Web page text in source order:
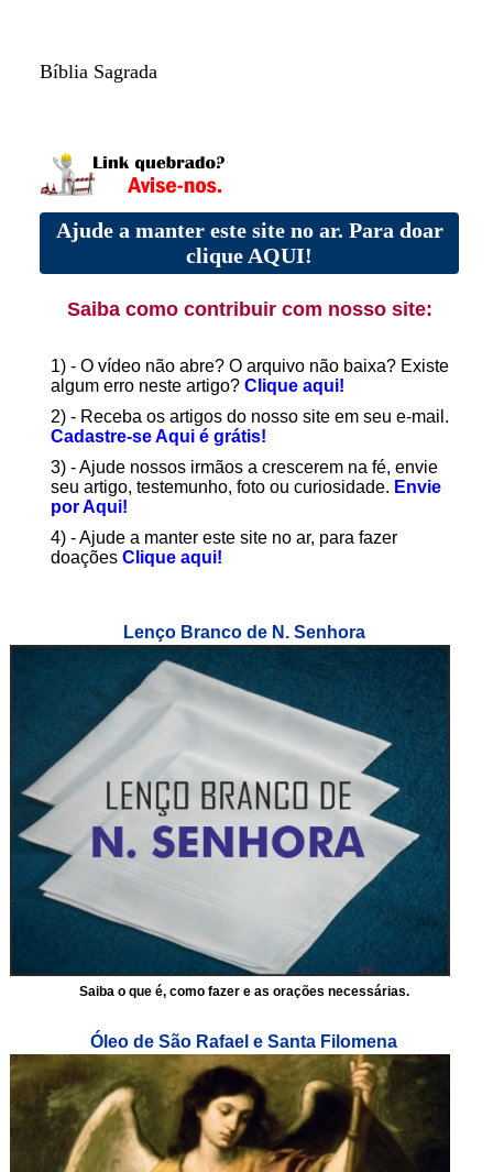
Bíblia Sagrada
Ajude a manter este site no ar. Para doar
clique AQUI!
Saiba como contribuir com nosso site:
1) - O vídeo não abre? O arquivo não baixa? Existe
algum erro neste artigo? Clique aqui!
2) - Receba os artigos do nosso site em seu e-mail.
Cadastre-se Aqui é grátis!
3) - Ajude nossos irmãos a crescerem na fé, envie
seu artigo, testemunho, foto ou curiosidade. Envie
por Aqui!
4) - Ajude a manter este site no ar, para fazer
doações Clique aqui!
Lenço Branco de N. Senhora
Saiba o que é, como fazer e as orações necessárias.
Óleo de São Rafael e Santa Filomena